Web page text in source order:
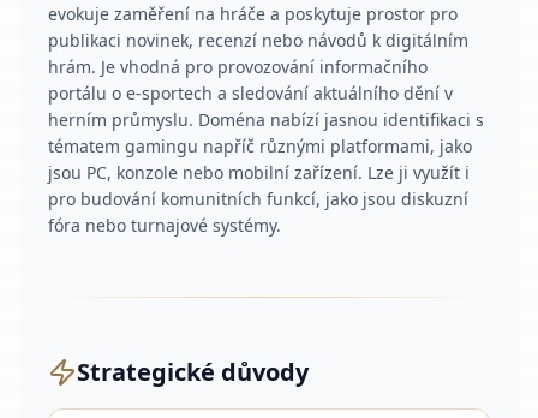
evokuje zaměření na hráče a poskytuje prostor pro
publikaci novinek, recenzí nebo návodů k digitálním
hrám. Je vhodná pro provozování informačního
portálu o e-sportech a sledování aktuálního dění v
herním průmyslu. Doména nabízí jasnou identifikaci s
tématem gamingu napříč různými platformami, jako
jsou PC, konzole nebo mobilní zařízení. Lze ji využít i
pro budování komunitních funkcí, jako jsou diskuzní
fóra nebo turnajové systémy.
Strategické důvody